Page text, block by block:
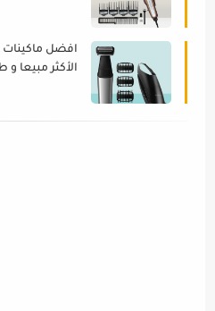
افضل ماكينات
الأكثر مبيعا و